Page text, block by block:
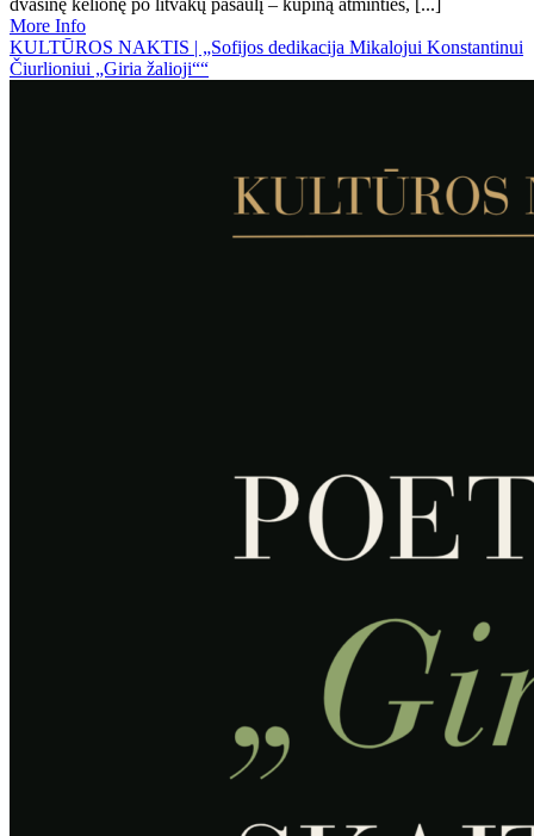
dvasinę kelionę po litvakų pasaulį – kupiną atminties, [...]
More Info
KULTŪROS NAKTIS | „Sofijos dedikacija Mikalojui Konstantinui
Čiurlioniui „Giria žalioji““